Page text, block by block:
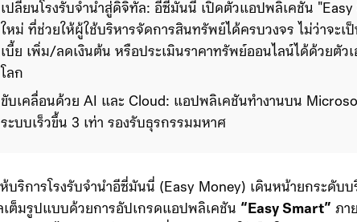
เปลี่ยนโรงรับจำนำสู่ดิจิทัล: อีซี่มันนี่ เปิดตัวแอปพลิเคชัน "Easy
ใหม่ ที่ช่วยให้ผู้ใช้บริหารจัดการสินทรัพย์ได้ครบวงจร ไม่ว่าจะเ
เบี้ย เพิ่ม/ลดเงินต้น หรือประเมินราคาทรัพย์ออนไลน์ได้ด้วยตัว
โลก
ขับเคลื่อนด้วย AI และ Cloud: แอปพลิเคชันทำงานบน
ระบบเร็วขึ้น 3 เท่า รองรับธุรกรรมมหาศาล พร้อมใช้เทคโนโลยี